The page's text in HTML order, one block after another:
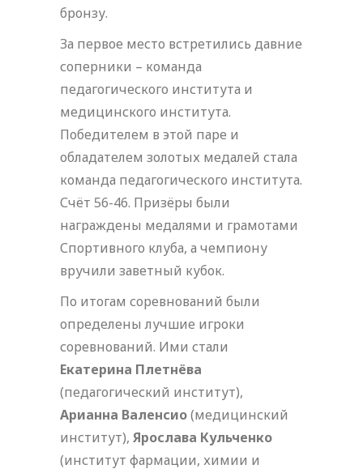
бронзу.
За первое место встретились давние
соперники – команда
педагогического института и
медицинского института.
Победителем в этой паре и
обладателем золотых медалей стала
команда педагогического института.
Счёт 56-46. Призёры были
награждены медалями и грамотами
Спортивного клуба, а чемпиону
вручили заветный кубок.
По итогам соревнований были
определены лучшие игроки
соревнований. Ими стали
Екатерина Плетнёва
(педагогический институт),
Арианна Валенсио(медицинский
институт), Ярослава Кульченко
(институт фармации, химии и